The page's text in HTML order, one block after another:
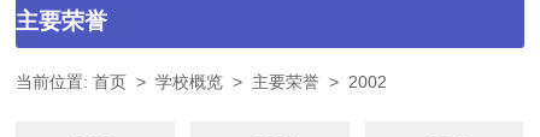
主要荣誉
当前位置:首页 >学校概览 > 主要荣誉 > 2002